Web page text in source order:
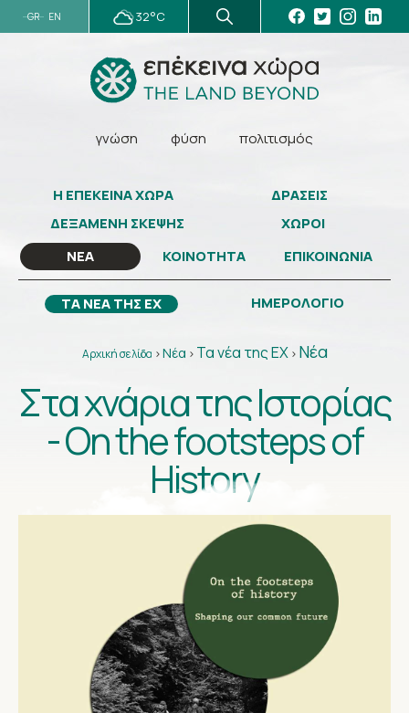
GR EN 32°C
γνώση φύση πολιτισμός
Η ΕΠΕΚΕΙΝΑ ΧΩΡΑ
ΔΡΑΣΕΙΣ
ΔΕΞΑΜΕΝΗ ΣΚΕΨΗΣ
ΧΩΡΟΙ
ΝΕΑ
ΚΟΙΝΟΤΗΤΑ ΕΠΙΚΟΙΝΩΝΙΑ
ΤΑ ΝΕΑ ΤΗΣ ΕΧ ΗΜΕΡΟΛΟΓΙΟ
Αρχική σελίδα >Νέα > Τα νέα της ΕΧ> Νέα
Στα χνάρια της Ιστορίας
- On the footsteps of
History